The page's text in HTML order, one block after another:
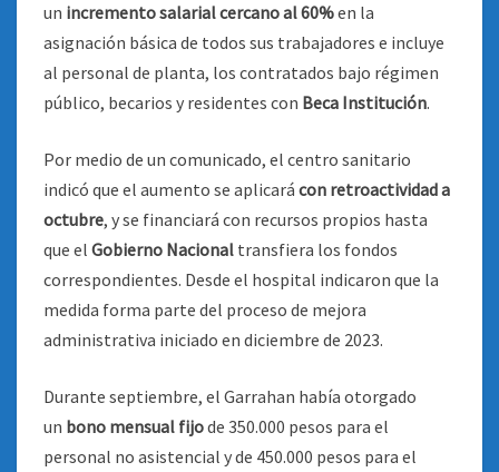
un incremento salarial cercano al 60%en la
asignación básica de todos sus trabajadores e incluye
al personal de planta, los contratados bajo régimen
público, becarios y residentes con Beca Institución.
Por medio de un comunicado, el centro sanitario
indicó que el aumento se aplicará con retroactividad a
octubre, y se financiará con recursos propios hasta
que el Gobierno Nacional transfiera los fondos
correspondientes. Desde el hospital indicaron que la
medida forma parte del proceso de mejora
administrativa iniciado en diciembre de 2023.
Durante septiembre, el Garrahan había otorgado
un bono mensual fijode 350.000 pesos para el
personal no asistencial y de 450.000 pesos para el